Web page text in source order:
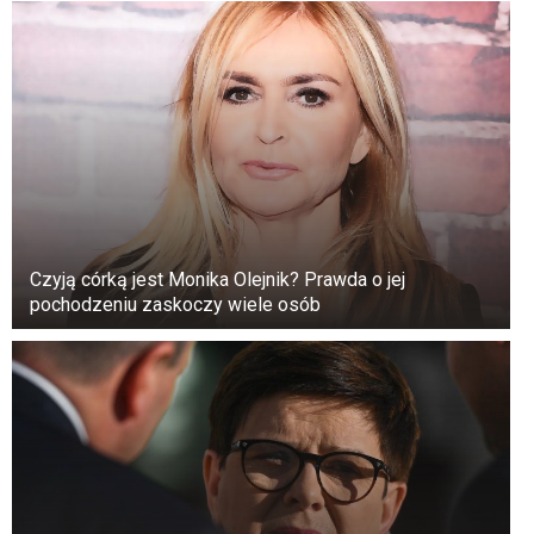
Czyją córką jest Monika Olejnik? Prawda o jej
pochodzeniu zaskoczy wiele osób